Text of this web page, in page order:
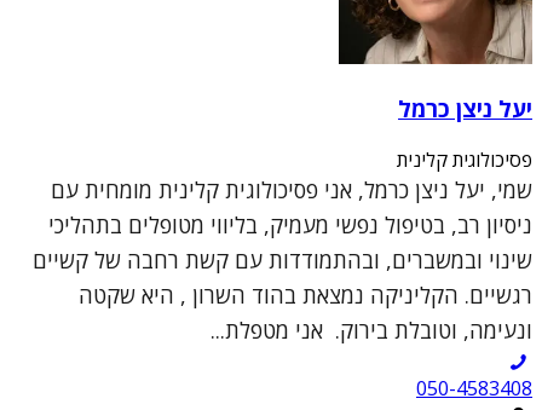
יעל ניצן כרמל
פסיכולוגית קלינית
שמי, יעל ניצן כרמל, אני פסיכולוגית קלינית מומחית עם
ניסיון רב, בטיפול נפשי מעמיק, בליווי מטופלים בתהליכי
שינוי ובמשברים, ובהתמודדות עם קשת רחבה של קשיים
רגשיים. הקליניקה נמצאת בהוד השרון , היא שקטה
ונעימה, וטובלת בירוק. אני מטפלת...
050-4583408